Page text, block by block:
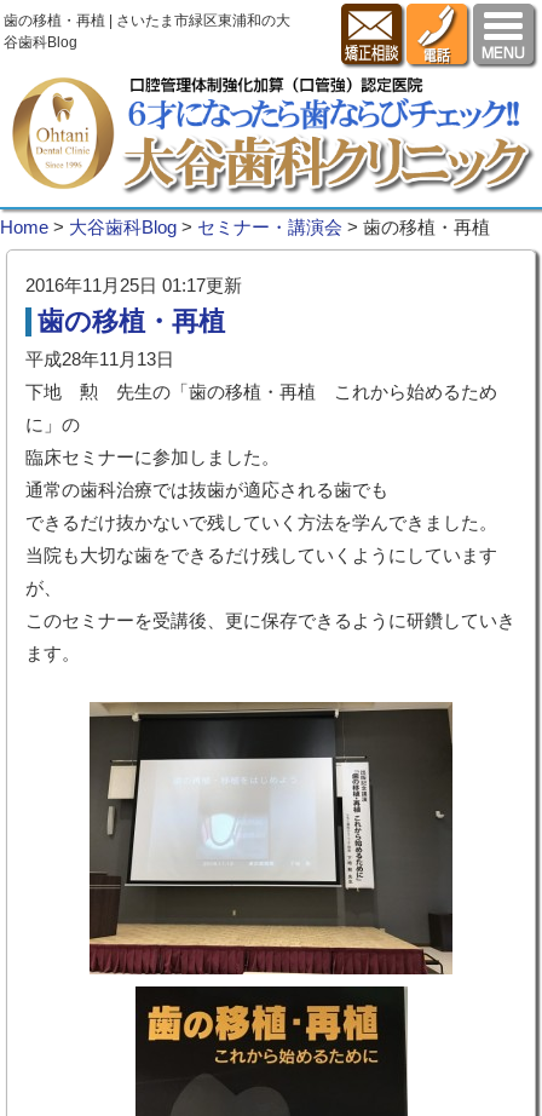
歯の移植・再植 | さいたま市緑区東浦和の大
谷歯科Blog
Home > 大谷歯科Blog > セミナー・講演会 > 歯の移植・再植
2016年11月25日 01:17更新
歯の移植・再植
平成28年11月13日
下地 勲 先生の「歯の移植・再植 これから始めるため
に」の
臨床セミナーに参加しました。
通常の歯科治療では抜歯が適応される歯でも
できるだけ抜かないで残していく方法を学んできました。
当院も大切な歯をできるだけ残していくようにしています
が、
このセミナーを受講後、更に保存できるように研鑽していき
ます。